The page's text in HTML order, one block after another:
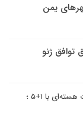
یمن
نویسنده کتاب مذاکرات هسته‌ای با ۱+۵ ؛